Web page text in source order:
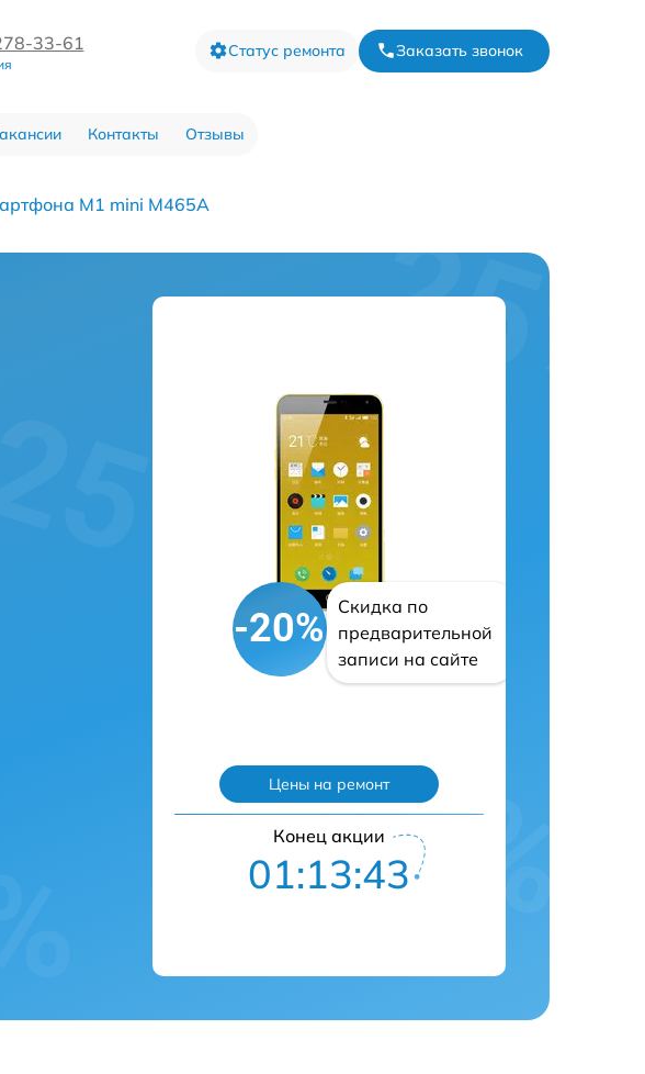
33-61 Статус ремонта Заказать звонок
Контакты Отзывы
M1 mini M465A
-20%
Скидка по
предварительной
записи на сайте
Цены на ремонт
Конец акции
01:13:42